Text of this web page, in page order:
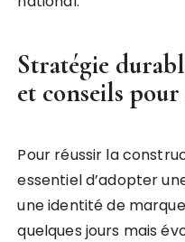
Stratégie
et conseils
Pour réussir la
essentiel d’adopter
une identité de
quelques jours mais